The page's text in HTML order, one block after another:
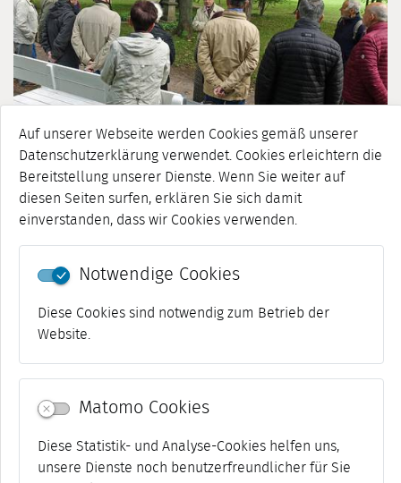
Auf unserer Webseite werden Cookies gemäß unserer
Datenschutzerklärung verwendet. Cookies erleichtern die
Bereitstellung unserer Dienste. Wenn Sie weiter auf
diesen Seiten surfen, erklären Sie sich damit
einverstanden, dass wir Cookies verwenden.
Notwendige Cookies
Diese Cookies sind notwendig zum Betrieb der
Website.
Matomo Cookies
Diese Statistik- und Analyse-Cookies helfen uns,
unsere Dienste noch benutzerfreundlicher für Sie
26. Juni 2026
KURZFRISTIGE ABSAGE DER „SKANDALE IN
WEIMAR“-STADTFÜHRUNGEN WEGEN HITZE
Die öffentlichen Stadtführungen „Skandale in Weimar“ des
Freundeskreises des Stadtmuseum am Fr, 26.6., 15 Uhr und
So, 28.6., 14 Uhr müssen leider kurzfristig wegen der Hitze
abgesagt werden. Jahresprogramm Freundeskreis ...
ALLE MELDUNGEN